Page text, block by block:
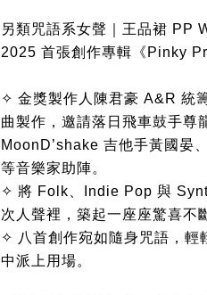
另類咒語系女聲｜王品裙 PP
2025 首張創作專輯《Pinky
✧ 金獎製作人陳君豪 A&R 統
曲製作，邀請落日飛車鼓手
MoonD’shake 吉他手黃國晏
等音樂家助陣。
✧ 將 Folk、Indie Pop 與
次人聲裡，築起一座座驚喜不
✧ 八首創作宛如隨身咒語，輕
中派上用場。